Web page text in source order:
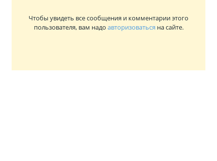
Чтобы увидеть все сообщения и комментарии этого
пользователя, вам надо авторизоваться на сайте.